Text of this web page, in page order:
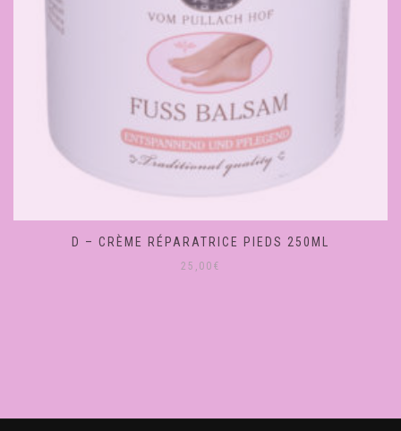
D – CRÈME RÉPARATRICE PIEDS 250ML
25,00 €